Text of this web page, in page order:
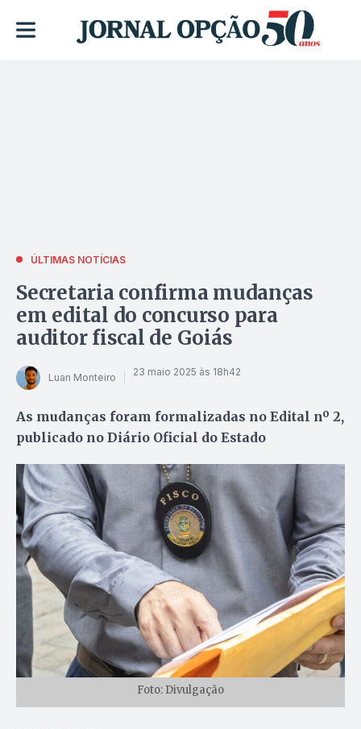
ÚLTIMAS NOTÍCIAS
Secretaria confirma mudanças
em edital do concurso para
auditor fiscal de Goiás
Luan Monteiro 23 maio 2025 às 18h42
As mudanças foram formalizadas no Edital nº 2,
publicado no Diário Oficial do Estado
Foto: Divulgação